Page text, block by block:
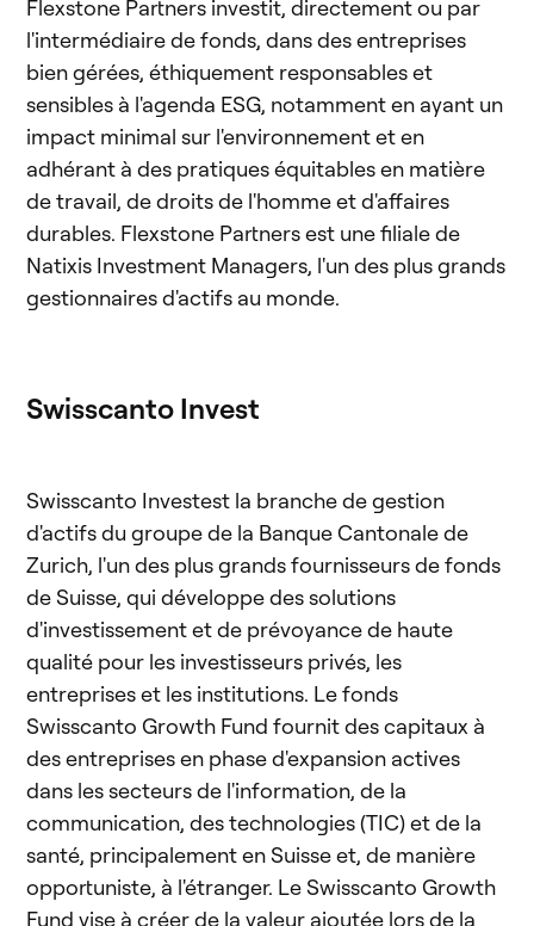
Flexstone Partners investit, directement ou par
l'intermédiaire de fonds, dans des entreprises
bien gérées, éthiquement responsables et
sensibles à l'agenda ESG, notamment en ayant un
impact minimal sur l'environnement et en
adhérant à des pratiques équitables en matière
de travail, de droits de l'homme et d'affaires
durables. Flexstone Partners est une filiale de
Natixis Investment Managers, l'un des plus grands
gestionnaires d'actifs au monde.
Swisscanto Invest
Swisscanto Investest la branche de gestion
d'actifs du groupe de la Banque Cantonale de
Zurich, l'un des plus grands fournisseurs de fonds
de Suisse, qui développe des solutions
d'investissement et de prévoyance de haute
qualité pour les investisseurs privés, les
entreprises et les institutions. Le fonds
Swisscanto Growth Fund fournit des capitaux à
des entreprises en phase d'expansion actives
dans les secteurs de l'information, de la
communication, des technologies (TIC) et de la
santé, principalement en Suisse et, de manière
opportuniste, à l'étranger. Le Swisscanto Growth
Fund vise à créer de la valeur ajoutée lors de la